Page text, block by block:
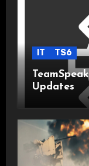
IT TS6
Updates